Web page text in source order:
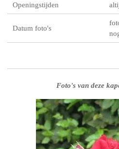
Openingstijden
Datum foto's
Foto's van deze